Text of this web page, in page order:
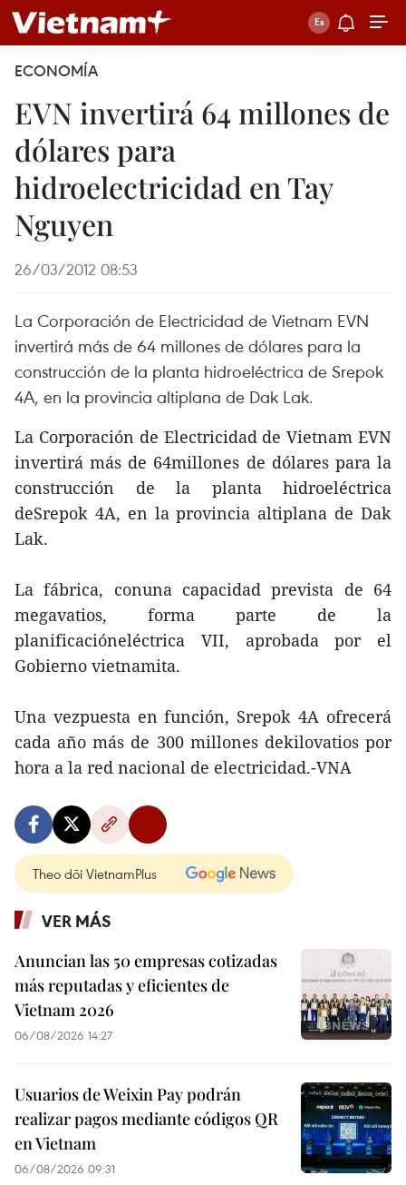
ECONOMÍA
EVN invertirá 64 millones de
dólares para
hidroelectricidad en Tay
Nguyen
26/03/2012 08:53
La Corporación de Electricidad de Vietnam EVN
invertirá más de 64 millones de dólares para la
construcción de la planta hidroeléctrica de Srepok
4A, en la provincia altiplana de Dak Lak.
La Corporación de Electricidad de Vietnam EVN
invertirá más de 64millones de dólares para la
construcción de la planta hidroeléctrica
deSrepok 4A, en la provincia altiplana de Dak
Lak.
La fábrica, conuna capacidad prevista de 64
megavatios, forma parte de la
planificacióneléctrica VII, aprobada por el
Gobierno vietnamita.
Una vezpuesta en función, Srepok 4A ofrecerá
cada año más de 300 millones dekilovatios por
hora a la red nacional de electricidad.-VNA
Theo dõi VietnamPlus
VER MÁS
Anuncian las 50 empresas cotizadas
más reputadas y eficientes de
Vietnam 2026
06/08/2026 14:27
Usuarios de Weixin Pay podrán
realizar pagos mediante códigos QR
en Vietnam
06/08/2026 09:31